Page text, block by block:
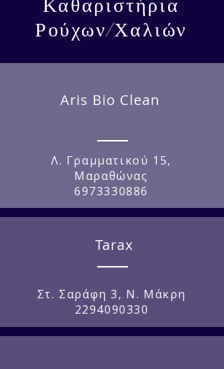
Καθαριστήρια
Ρούχων/Χαλιών
Aris Bio Clean
Λ. Γραμματικού 15,
Μαραθώνας
6973330886
Tarax
Στ. Σαράφη 3, Ν. Μάκρη
2294090330